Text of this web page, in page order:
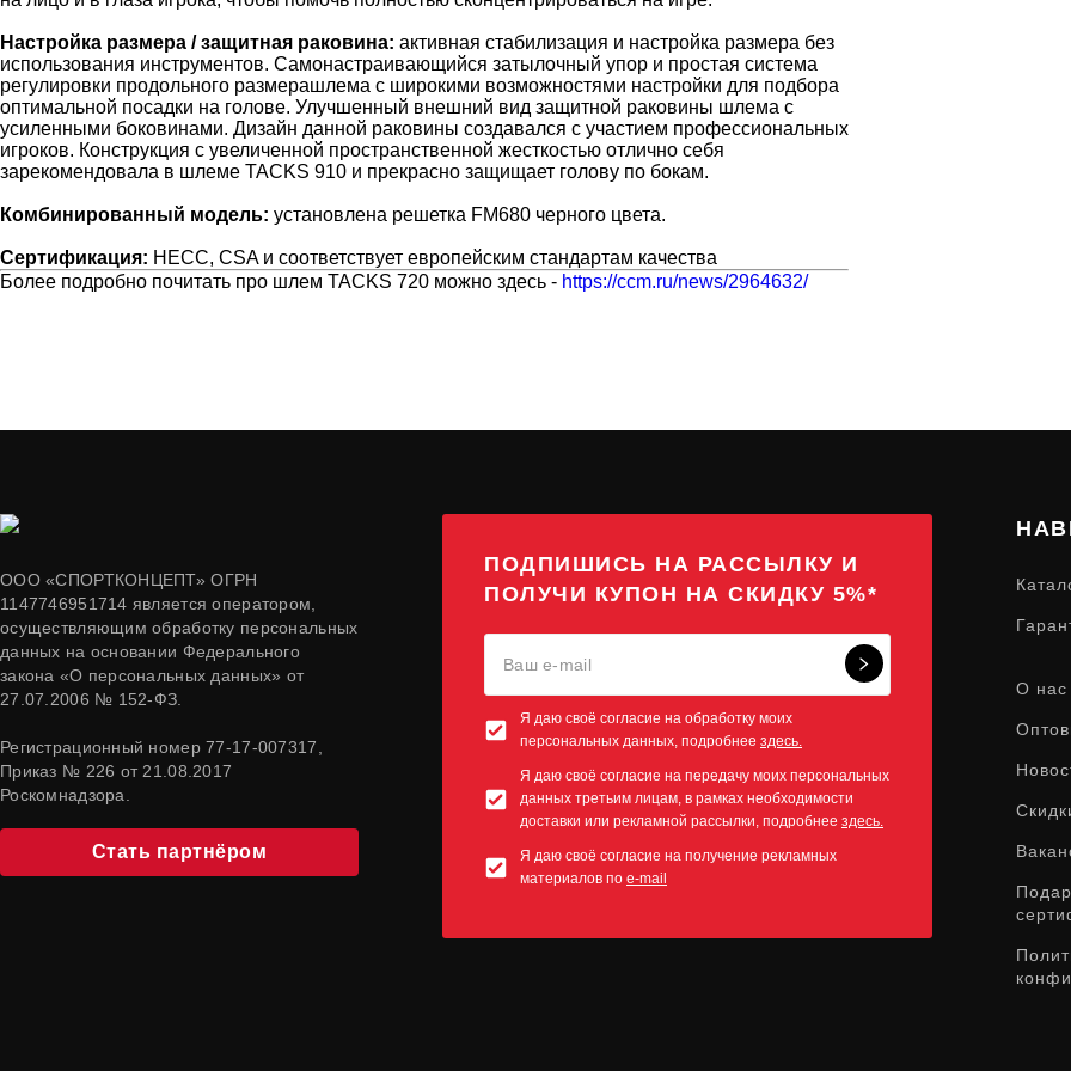
Настройка размера / защитная раковина: активная стабилизация и настройка размера без
использования инструментов. Самонастраивающийся затылочный упор и простая система
регулировки продольного размерашлема с широкими возможностями настройки для подбора
оптимальной посадки на голове. Улучшенный внешний вид защитной раковины шлема с
усиленными боковинами. Дизайн данной раковины создавался с участием профессиональных
игроков. Конструкция с увеличенной пространственной жесткостью отлично себя
зарекомендовала в шлеме TACKS 910 и прекрасно защищает голову по бокам.
Комбинированный модель: установлена решетка FM680 черного цвета.
Сертификация: HECC, CSA и соответствует европейским стандартам качества
Более подробно почитать про шлем TACKS 720 можно здесь - https://ccm.ru/news/2964632/
ООО «СПОРТКОНЦЕПТ» ОГРН
1147746951714 является оператором,
осуществляющим обработку персональных
данных на основании Федерального
закона «О персональных данных» от
27.07.2006 № 152-ФЗ.
Регистрационный номер 77-17-007317,
Приказ № 226 от 21.08.2017
Роскомнадзора.
Стать партнёром
ПОДПИШИСЬ НА РАССЫЛКУ И
ПОЛУЧИ КУПОН НА СКИДКУ 5%*
Я даю своё согласие на обработку моих
персональных данных, подробнее здесь.
Я даю своё согласие на передачу моих персональных
данных третьим лицам, в рамках необходимости
доставки или рекламной рассылки, подробнее здесь.
Я даю своё согласие на получение рекламных
материалов по e-mail
О нас